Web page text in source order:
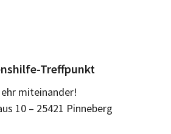
Treffpunkt
miteinander!
10 – 25421 Pinneberg